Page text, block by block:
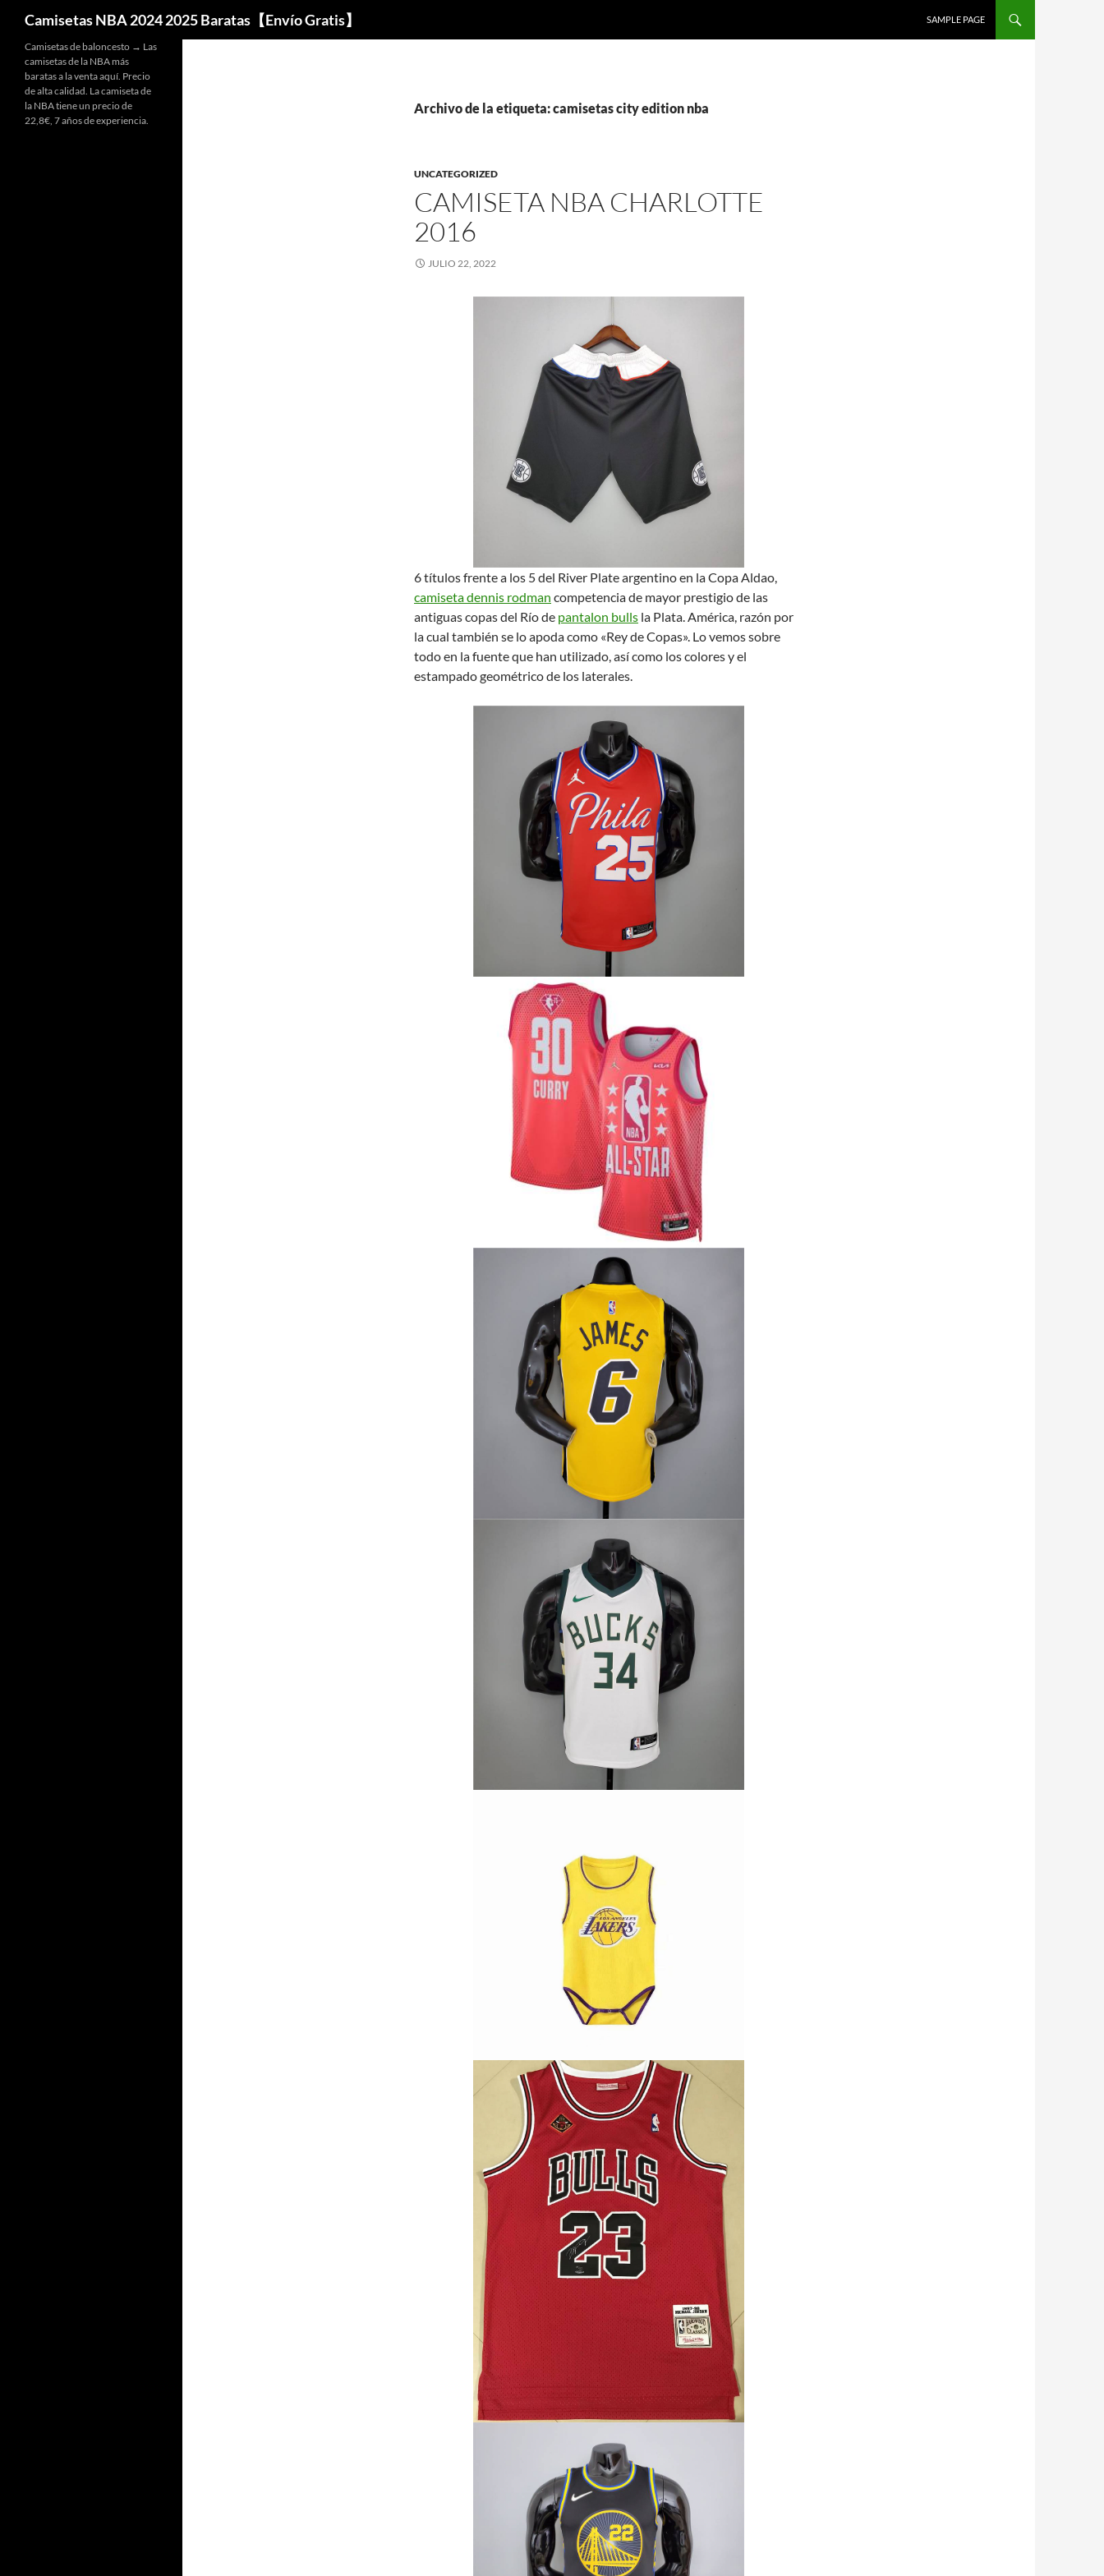
Camisetas NBA 2024 2025 Baratas【Envío Gratis】
SAMPLE PAGE
Archivo de la etiqueta: camisetas city edition nba
UNCATEGORIZED
CAMISETA NBA CHARLOTTE
2016
JULIO 22, 2022
6 títulos frente a los 5 del River Plate argentino en la Copa Aldao,
camiseta dennis rodman competencia de mayor prestigio de las
antiguas copas del Río de pantalon bulls la Plata. América, razón por
la cual también se lo apoda como «Rey de Copas». Lo vemos sobre
todo en la fuente que han utilizado, así como los colores y el
estampado geométrico de los laterales.
Camisetas de baloncesto → Las
camisetas de la NBA más
baratas a la venta aquí. Precio
de alta calidad. La camiseta de
la NBA tiene un precio de
22,8€, 7 años de experiencia.